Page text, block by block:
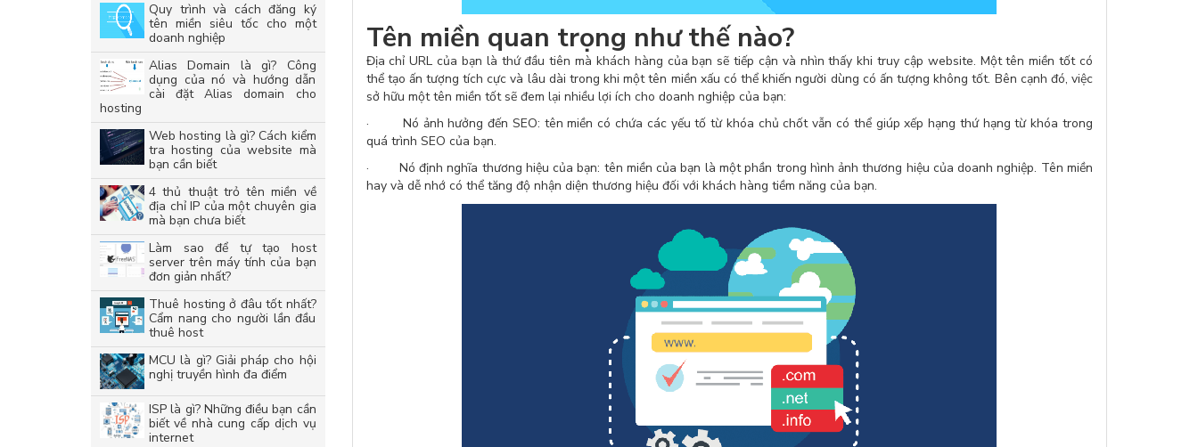
Tên miền quan trọng như thế nào?
Địa chỉ URL của bạn là thứ đầu tiên mà khách hàng của bạn sẽ tiếp cận và nhìn thấy khi truy cập website. Một tên miền tốt có
thể tạo ấn tượng tích cực và lâu dài trong khi một tên miền xấu có thể khiến người dùng có ấn tượng không tốt. Bên cạnh đó, việc
sở hữu một tên miền tốt sẽ đem lại nhiều lợi ích cho doanh nghiệp của bạn:
· Nó ảnh hưởng đến SEO: tên miền có chứa các yếu tố từ khóa chủ chốt vẫn có thể giúp xếp hạng thứ hạng từ khóa trong
quá trình SEO của bạn.
· Nó định nghĩa thương hiệu của bạn: tên miền của bạn là một phần trong hình ảnh thương hiệu của doanh nghiệp. Tên miền
hay và dễ nhớ có thể tăng độ nhận diện thương hiệu đối với khách hàng tiềm năng của bạn.
Quy trình và cách đăng ký
tên miền siêu tốc cho một
doanh nghiệp
Alias Domain là gì? Công
dụng của nó và hướng dẫn
cài đặt Alias domain cho
hosting
Web hosting là gì? Cách kiểm
tra hosting của website mà
bạn cần biết
4 thủ thuật trỏ tên miền về
địa chỉ IP của một chuyên gia
mà bạn chưa biết
Làm sao để tự tạo host
server trên máy tính của bạn
đơn giản nhất?
Thuê hosting ở đâu tốt nhất?
Cẩm nang cho người lần đầu
thuê host
MCU là gì? Giải pháp cho hội
nghị truyền hình đa điểm
ISP là gì? Những điều bạn cần
biết về nhà cung cấp dịch vụ
internet